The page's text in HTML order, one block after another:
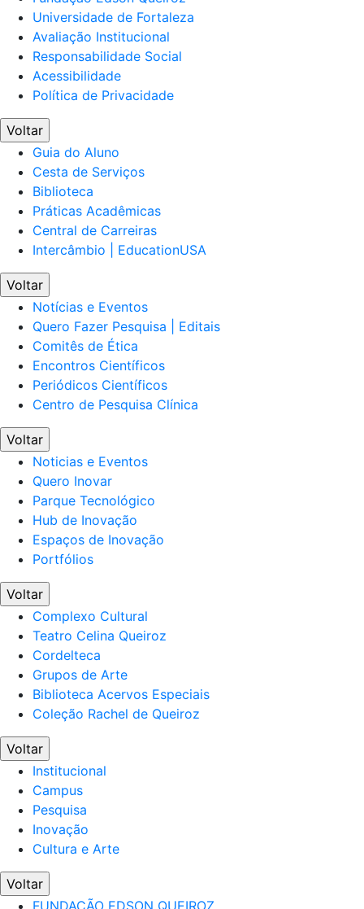
Universidade de Fortaleza
Avaliação Institucional
Responsabilidade Social
Acessibilidade
Política de Privacidade
Voltar
Guia do Aluno
Cesta de Serviços
Biblioteca
Práticas Acadêmicas
Central de Carreiras
Intercâmbio | EducationUSA
Voltar
Notícias e Eventos
Quero Fazer Pesquisa | Editais
Comitês de Ética
Encontros Científicos
Periódicos Científicos
Centro de Pesquisa Clínica
Voltar
Noticias e Eventos
Quero Inovar
Parque Tecnológico
Hub de Inovação
Espaços de Inovação
Portfólios
Voltar
Complexo Cultural
Teatro Celina Queiroz
Cordelteca
Grupos de Arte
Biblioteca Acervos Especiais
Coleção Rachel de Queiroz
Voltar
Institucional
Campus
Pesquisa
Inovação
Cultura e Arte
Voltar